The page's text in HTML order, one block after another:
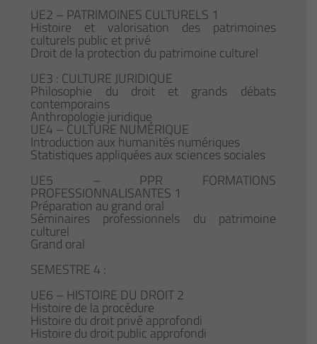
UE2 – PATRIMOINES CULTURELS 1
Histoire et valorisation des patrimoines
culturels public et privé
Droit de la protection du patrimoine culturel
UE3 : CULTURE JURIDIQUE
Philosophie du droit et grands débats
contemporains
Anthropologie juridique
UE4 – CULTURE NUMÉRIQUE
Introduction aux humanités numériques
Statistiques appliquées aux sciences sociales
UE5 – PPR FORMATIONS
PROFESSIONNALISANTES 1
Préparation au grand oral
Séminaires professionnels du patrimoine
culturel
Grand oral
SEMESTRE 4 :
UE6 – HISTOIRE DU DROIT 2
Histoire de la procédure
Histoire du droit privé approfondi
Histoire du droit public approfondi